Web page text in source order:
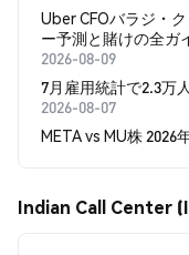
Uber CFOバラジ・
ー予測と賭けの全ガ
2026-08-09
7月雇用統計で2.3万
2026-08-07
META vs MU株 2026
Indian Call Center